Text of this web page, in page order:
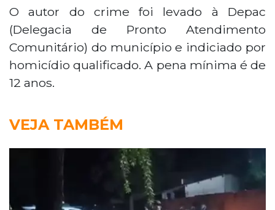
O autor do crime foi levado à Depac
(Delegacia de Pronto Atendimento
Comunitário) do município e indiciado por
homicídio qualificado. A pena mínima é de
12 anos.
VEJA TAMBÉM